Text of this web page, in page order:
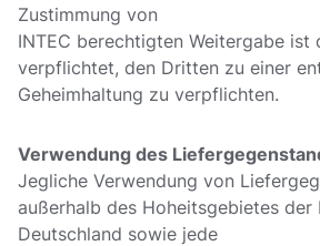
Zustimmung von
INTEC berechtigten Weitergabe ist
verpflichtet, den Dritten zu einer
Geheimhaltung zu verpflichten.
Verwendung des
Jegliche Verwendung von
außerhalb des Hoheitsgebietes der
Deutschland sowie jede